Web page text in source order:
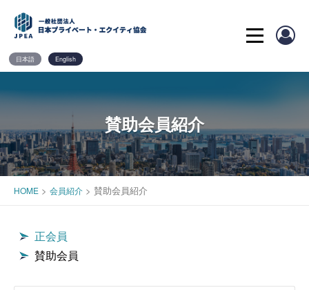
content
日本語 English
賛助会員紹介
HOME > 会員紹介 > 賛助会員紹介
正会員
賛助会員